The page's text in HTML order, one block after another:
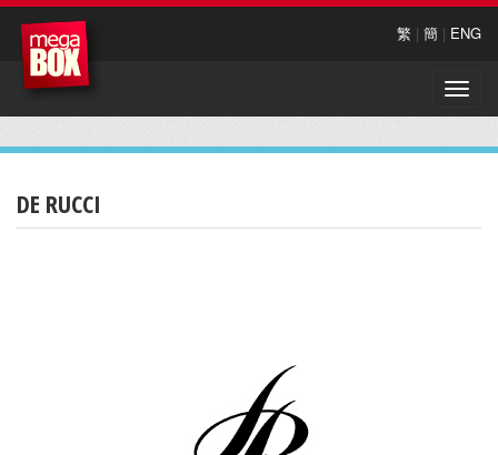
繁 | 簡 | ENG
Toggle
DE RUCCI